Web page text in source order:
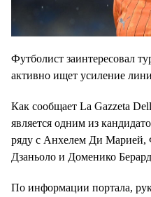
Футболист заинтересовал
активно ищет усиление
Как сообщает La Gazzeta
является одним из
ряду с Анхелем Ди
Дзаньоло и Доменико
По информации портала,